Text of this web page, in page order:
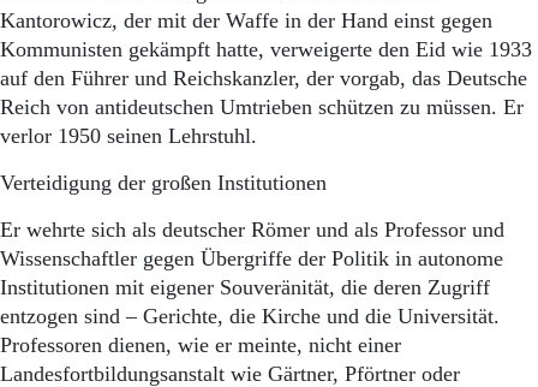
Kantorowicz, der mit der Waffe in der Hand einst gegen
Kommunisten gekämpft hatte, verweigerte den Eid wie 1933
auf den Führer und Reichskanzler, der vorgab, das Deutsche
Reich von antideutschen Umtrieben schützen zu müssen. Er
verlor 1950 seinen Lehrstuhl.
Verteidigung der großen Institutionen
Er wehrte sich als deutscher Römer und als Professor und
Wissenschaftler gegen Übergriffe der Politik in autonome
Institutionen mit eigener Souveränität, die deren Zugriff
entzogen sind – Gerichte, die Kirche und die Universität.
Professoren dienen, wie er meinte, nicht einer
Landesfortbildungsanstalt wie Gärtner, Pförtner oder